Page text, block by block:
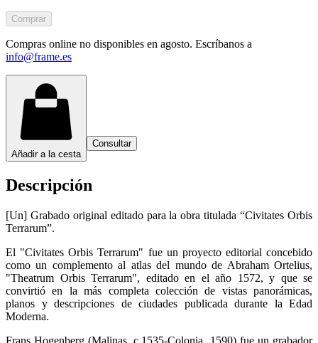
Comprar
Compras online no disponibles en agosto. Escríbanos a
info@frame.es
Añadir a la cesta
Consultar
Descripción
[Un] Grabado original editado para la obra titulada “Civitates Orbis
Terrarum”.
El "Civitates Orbis Terrarum" fue un proyecto editorial concebido
como un complemento al atlas del mundo de Abraham Ortelius,
"Theatrum Orbis Terrarum", editado en el año 1572, y que se
convirtió en la más completa colección de vistas panorámicas,
planos y descripciones de ciudades publicada durante la Edad
Moderna.
Frans Hogenberg (Malinas, c.1535-Colonia, 1590) fue un grabador